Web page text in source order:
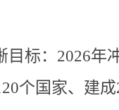
目标：2026年
个国家、建